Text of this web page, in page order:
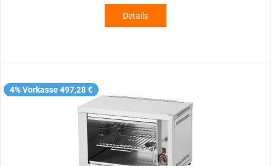
Details
4% Vorkasse 497,28 €